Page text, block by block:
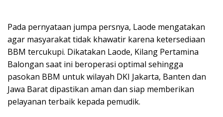
Pada pernyataan jumpa persnya, Laode mengatakan
agar masyarakat tidak khawatir karena ketersediaan
BBM tercukupi. Dikatakan Laode, Kilang Pertamina
Balongan saat ini beroperasi optimal sehingga
pasokan BBM untuk wilayah DKI Jakarta, Banten dan
Jawa Barat dipastikan aman dan siap memberikan
pelayanan terbaik kepada pemudik.